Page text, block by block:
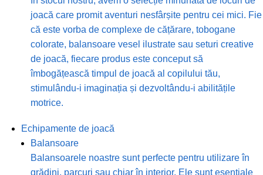
joacă care promit aventuri nesfârșite pentru cei mici. Fie
că este vorba de complexe de cățărare, tobogane
colorate, balansoare vesel ilustrate sau seturi creative
de joacă, fiecare produs este conceput să
îmbogățească timpul de joacă al copilului tău,
stimulându-i imaginația și dezvoltându-i abilitățile
motrice.
Echipamente de joacă
Balansoare
Balansoarele noastre sunt perfecte pentru utilizare în
grădini, parcuri sau chiar în interior. Ele sunt esențiale